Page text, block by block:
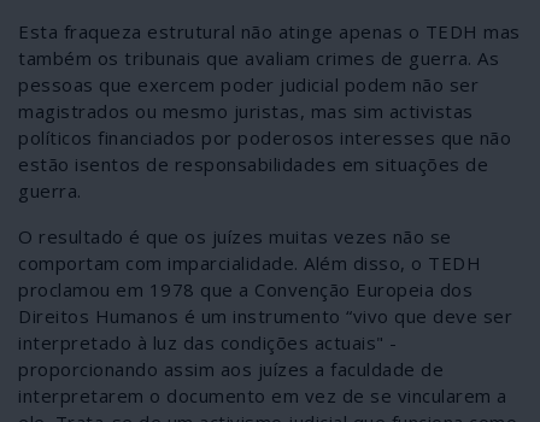
Esta fraqueza estrutural não atinge apenas o TEDH mas
também os tribunais que avaliam crimes de guerra. As
pessoas que exercem poder judicial podem não ser
magistrados ou mesmo juristas, mas sim activistas
políticos financiados por poderosos interesses que não
estão isentos de responsabilidades em situações de
guerra.
O resultado é que os juízes muitas vezes não se
comportam com imparcialidade. Além disso, o TEDH
proclamou em 1978 que a Convenção Europeia dos
Direitos Humanos é um instrumento “vivo que deve ser
interpretado à luz das condições actuais" -
proporcionando assim aos juízes a faculdade de
interpretarem o documento em vez de se vincularem a